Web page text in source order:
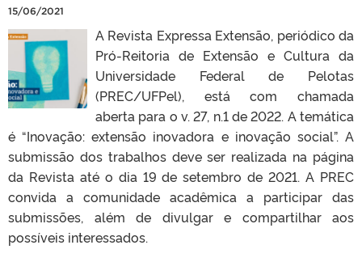
15/06/2021
A Revista Expressa Extensão, periódico da
Pró-Reitoria de Extensão e Cultura da
Universidade Federal de Pelotas
(PREC/UFPel), está com chamada
aberta para o v. 27, n.1 de 2022. A temática
é “Inovação: extensão inovadora e inovação social”. A
submissão dos trabalhos deve ser realizada na página
da Revista até o dia 19 de setembro de 2021. A PREC
convida a comunidade acadêmica a participar das
submissões, além de divulgar e compartilhar aos
possíveis interessados.